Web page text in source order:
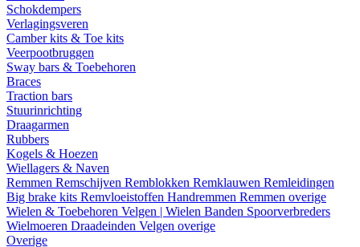
Schokdempers
Verlagingsveren
Camber kits & Toe kits
Veerpootbruggen
Sway bars & Toebehoren
Braces
Traction bars
Stuurinrichting
Draagarmen
Rubbers
Kogels & Hoezen
Wiellagers & Naven
Remmen Remschijven Remblokken Remklauwen Remleidingen
Big brake kits Remvloeistoffen Handremmen Remmen overige
Wielen & Toebehoren Velgen | Wielen Banden Spoorverbreders
Wielmoeren Draadeinden Velgen overige
Overige